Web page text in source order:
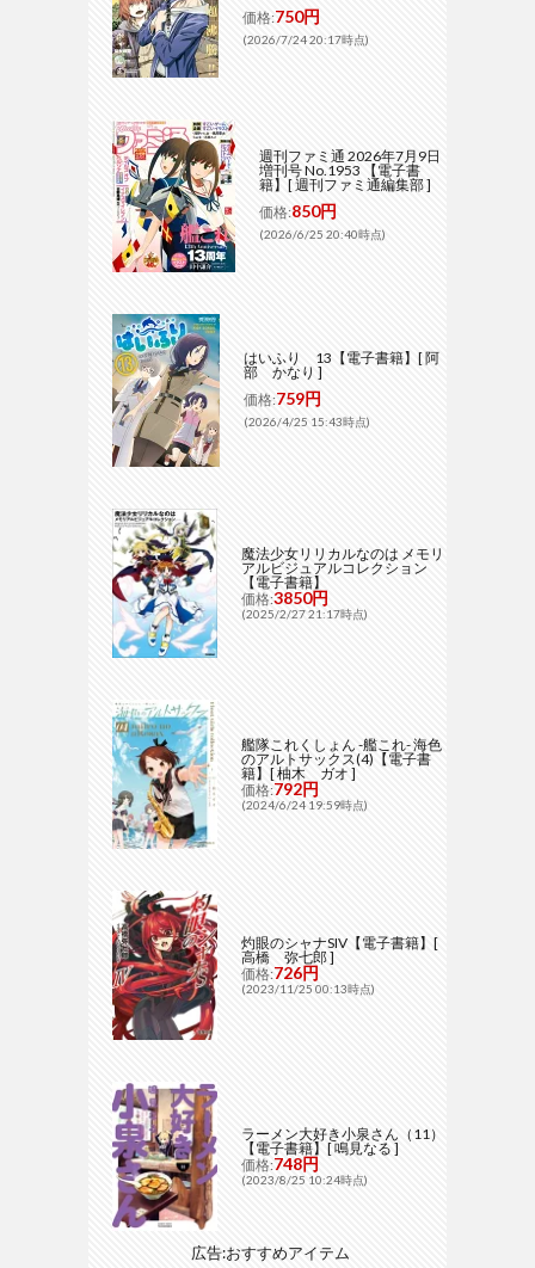
価格:750円
(2026/7/24 20:17時点)
週刊ファミ通 2026年7月9日
増刊号 No.1953 【電子書
籍】[ 週刊ファミ通編集部 ]
価格:850円
(2026/6/25 20:40時点)
はいふり 13【電子書籍】[ 阿
部 かなり ]
価格:759円
(2026/4/25 15:43時点)
魔法少女リリカルなのは メモリ
アルビジュアルコレクション
【電子書籍】
価格:3850円
(2025/2/27 21:17時点)
艦隊これくしょん -艦これ- 海色
のアルトサックス(4)【電子書
籍】[ 柚木 ガオ ]
価格:792円
(2024/6/24 19:59時点)
灼眼のシャナSIV【電子書籍】[
高橋 弥七郎 ]
価格:726円
(2023/11/25 00:13時点)
ラーメン大好き小泉さん（11）
【電子書籍】[ 鳴見なる ]
価格:748円
(2023/8/25 10:24時点)
広告:おすすめアイテム